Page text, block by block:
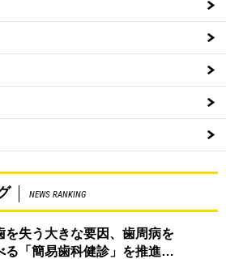
NEWS RANKING
を失う大きな要因、歯周病を
る「簡易歯科健診」を推進…